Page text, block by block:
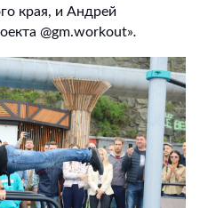
края, и Андрей
@gm.workout».